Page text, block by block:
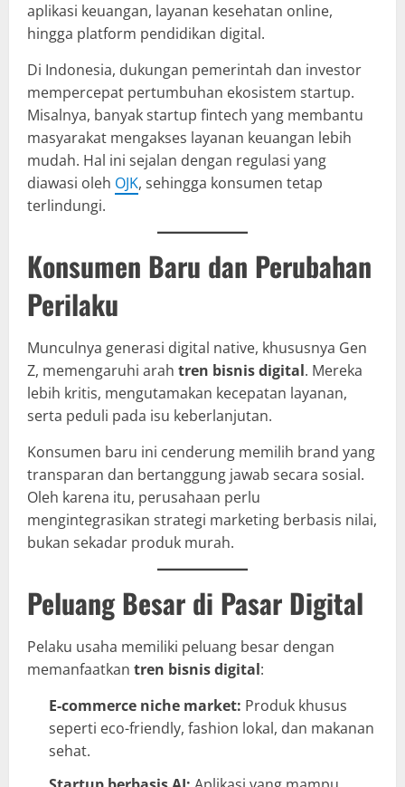
aplikasi keuangan, layanan kesehatan online,
hingga platform pendidikan digital.
Di Indonesia, dukungan pemerintah dan investor
mempercepat pertumbuhan ekosistem startup.
Misalnya, banyak startup fintech yang membantu
masyarakat mengakses layanan keuangan lebih
mudah. Hal ini sejalan dengan regulasi yang
diawasi oleh OJK, sehingga konsumen tetap
terlindungi.
Konsumen Baru dan Perubahan
Perilaku
Munculnya generasi digital native, khususnya Gen
Z, memengaruhi arah tren bisnis digital. Mereka
lebih kritis, mengutamakan kecepatan layanan,
serta peduli pada isu keberlanjutan.
Konsumen baru ini cenderung memilih brand yang
transparan dan bertanggung jawab secara sosial.
Oleh karena itu, perusahaan perlu
mengintegrasikan strategi marketing berbasis nilai,
bukan sekadar produk murah.
Peluang Besar di Pasar Digital
Pelaku usaha memiliki peluang besar dengan
memanfaatkan tren bisnis digital:
E-commerce niche market: Produk khusus
seperti eco-friendly, fashion lokal, dan makanan
sehat.